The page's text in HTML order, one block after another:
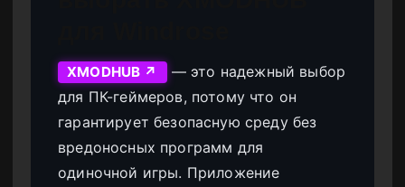
XMODHUB ↗
— это надежный выбор
для ПК-геймеров, потому что он
гарантирует безопасную среду без
вредоносных программ для
одиночной игры. Приложение